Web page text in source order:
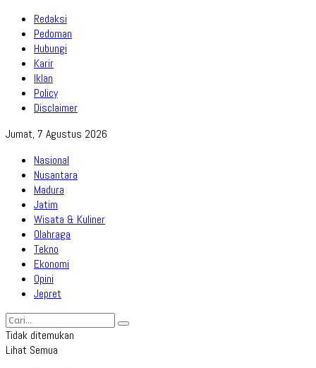
Redaksi
Pedoman
Hubungi
Karir
Iklan
Policy
Disclaimer
Jumat, 7 Agustus 2026
Nasional
Nusantara
Madura
Jatim
Wisata & Kuliner
Olahraga
Tekno
Ekonomi
Opini
Jepret
Tidak ditemukan
Lihat Semua